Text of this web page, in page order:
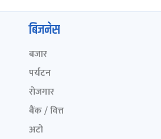
बिजनेस
बजार
पर्यटन
रोजगार
बैंक / वित्त
अटो